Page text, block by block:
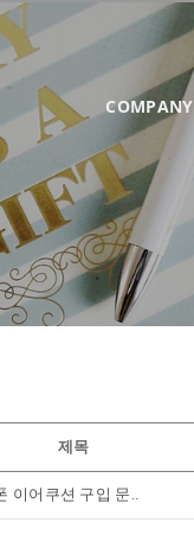
COMPANY
제목
이어쿠션 구입 문..